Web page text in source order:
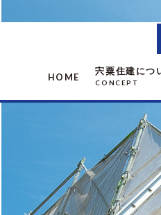
HOME
宍粟住建につ
CONCEPT